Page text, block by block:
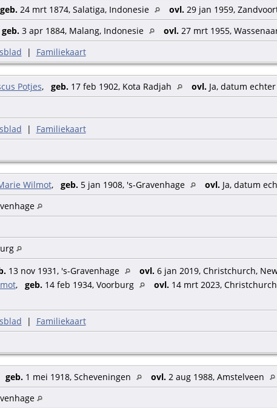
geb.24 mrt 1874, Salatiga, Indonesie ovl.29 jan 1959,
geb.3 apr 1884, Malang, Indonesie ovl.27 mrt 1955,
| Familiekaart
Potjes, geb.17 feb 1902, Kota Radjah ovl.Ja, datum
| Familiekaart
Wilmot, geb.5 jan 1908, 's-Gravenhage ovl.Ja, datum
13 nov 1931, 's-Gravenhage ovl.6 jan 2019, Christchurch,
, geb.14 feb 1934, Voorburg ovl.14 mrt 2023,
| Familiekaart
geb.1 mei 1918, Scheveningen ovl.2 aug 1988, Amstelveen